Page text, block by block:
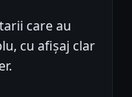
care au
cu afișaj clar